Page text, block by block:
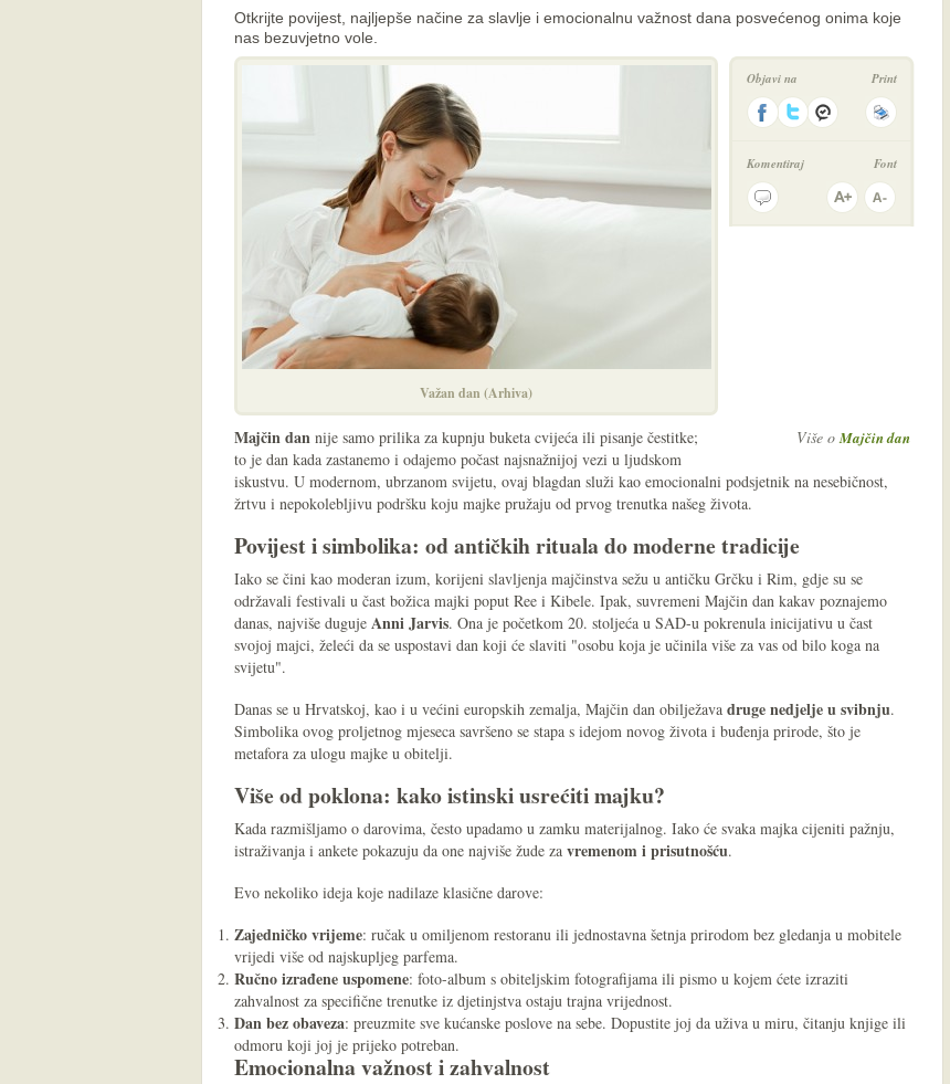
Otkrijte povijest, najljepše načine za slavlje i emocionalnu važnost dana posvećenog onima koje
nas bezuvjetno vole.
Važan dan (Arhiva)
Objavi na Print
Komentiraj Font
Više oMajčin dan
Majčin dan nije samo prilika za kupnju buketa cvijeća ili pisanje čestitke;
to je dan kada zastanemo i odajemo počast najsnažnijoj vezi u ljudskom
iskustvu. U modernom, ubrzanom svijetu, ovaj blagdan služi kao emocionalni podsjetnik na nesebičnost,
žrtvu i nepokolebljivu podršku koju majke pružaju od prvog trenutka našeg života.
Povijest i simbolika: od antičkih rituala do moderne tradicije
Iako se čini kao moderan izum, korijeni slavljenja majčinstva sežu u antičku Grčku i Rim, gdje su se
održavali festivali u čast božica majki poput Ree i Kibele. Ipak, suvremeni Majčin dan kakav poznajemo
danas, najviše duguje Anni Jarvis. Ona je početkom 20. stoljeća u SAD-u pokrenula inicijativu u čast
svojoj majci, želeći da se uspostavi dan koji će slaviti "osobu koja je učinila više za vas od bilo koga na
svijetu".
Danas se u Hrvatskoj, kao i u većini europskih zemalja, Majčin dan obilježava druge nedjelje u svibnju.
Simbolika ovog proljetnog mjeseca savršeno se stapa s idejom novog života i buđenja prirode, što je
metafora za ulogu majke u obitelji.
Više od poklona: kako istinski usrećiti majku?
Kada razmišljamo o darovima, često upadamo u zamku materijalnog. Iako će svaka majka cijeniti pažnju,
istraživanja i ankete pokazuju da one najviše žude za vremenom i prisutnošću.
Evo nekoliko ideja koje nadilaze klasične darove:
Zajedničko vrijeme: ručak u omiljenom restoranu ili jednostavna šetnja prirodom bez gledanja u mobitele
vrijedi više od najskupljeg parfema.
Ručno izrađene uspomene: foto-album s obiteljskim fotografijama ili pismo u kojem ćete izraziti
zahvalnost za specifične trenutke iz djetinjstva ostaju trajna vrijednost.
Dan bez obaveza: preuzmite sve kućanske poslove na sebe. Dopustite joj da uživa u miru, čitanju knjige ili
odmoru koji joj je prijeko potreban.
Emocionalna važnost i zahvalnost
nema